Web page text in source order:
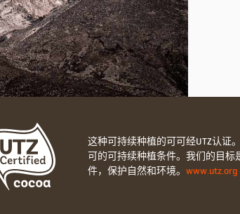
这种可持续种植的可可经UTZ认证。
可的可持续种植条件。我们的目
件，保护自然和环境。 www.utz.org